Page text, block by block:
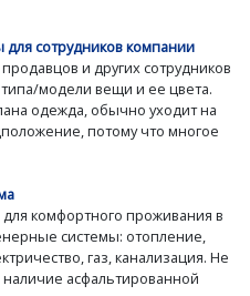
сотрудников компании
и других сотрудников
модели вещи и ее цвета.
одежда, обычно уходит на
потому что многое
комфортного проживания в
системы: отопление,
газ, канализация. Не
асфальтированной